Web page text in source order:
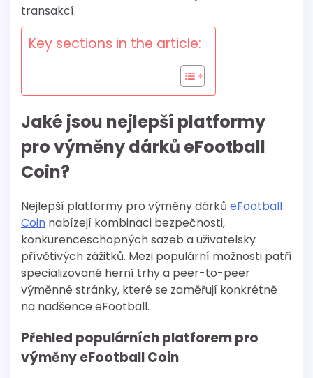
transakcí.
Key sections in the article:
Jaké jsou nejlepší platformy
pro výměny dárků eFootball
Coin?
Nejlepší platformy pro výměny dárků eFootball
Coin nabízejí kombinaci bezpečnosti,
konkurenceschopných sazeb a uživatelsky
přívětivých zážitků. Mezi populární možnosti patří
specializované herní trhy a peer-to-peer
výměnné stránky, které se zaměřují konkrétně
na nadšence eFootball.
Přehled populárních platforem pro
výměny eFootball Coin